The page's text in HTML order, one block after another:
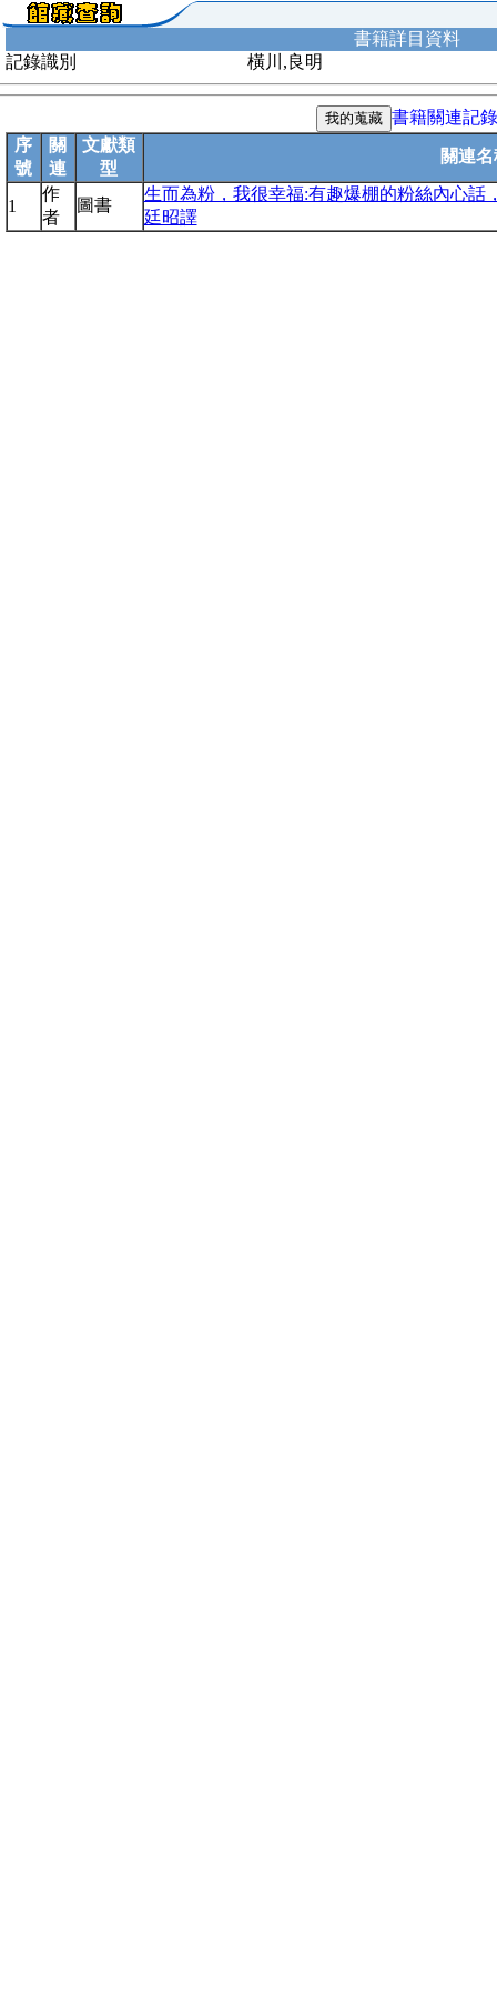
書籍詳目資料
記錄識別
橫川,良明
書籍關連記錄
序
號
關
連
文獻類
型
關連名
1
作
者
圖書
生而為粉，我很幸福:有趣爆棚的粉絲內心話
廷昭譯